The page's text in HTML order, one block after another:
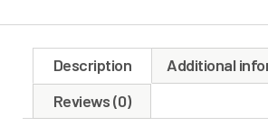
Description
Additional
Reviews (0)